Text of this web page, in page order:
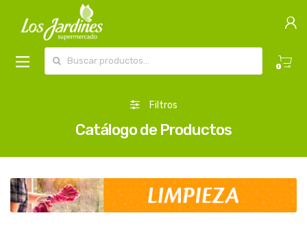
0
Filtros
Catálogo de Productos